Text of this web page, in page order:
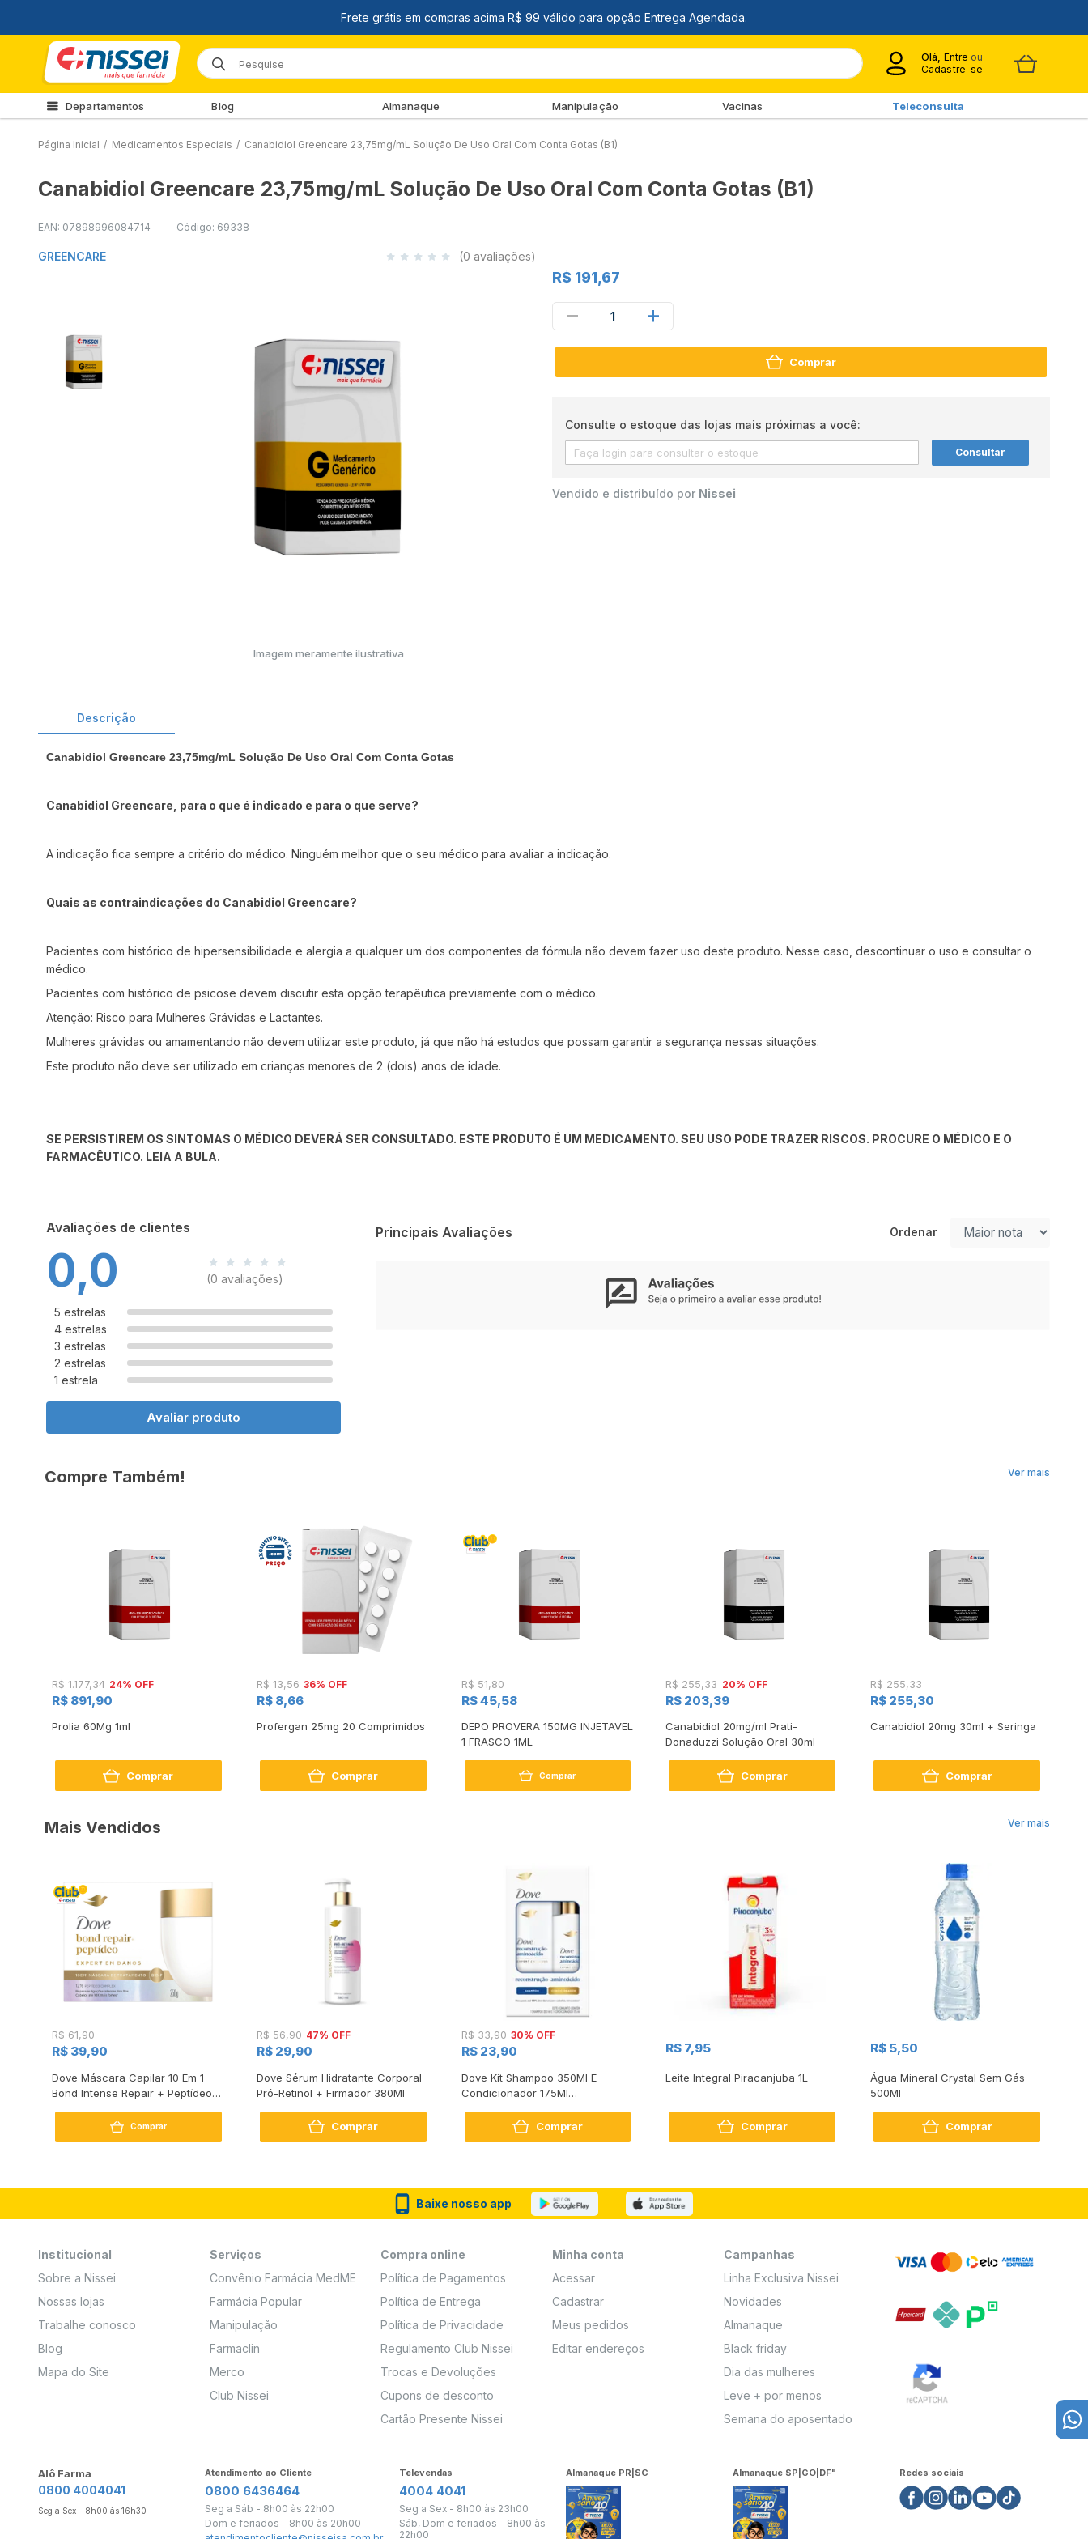
Olá, Entre ou
Cadastre-se
Departamentos Blog Almanaque Manipulação Vacinas Teleconsulta
Página Inicial / Medicamentos Especiais / Canabidiol Greencare 23,75mg/mL Solução De Uso Oral Com Conta Gotas (B1)
Canabidiol Greencare 23,75mg/mL Solução De Uso Oral Com Conta Gotas (B1)
EAN: 07898996084714 Código: 69338
GREENCARE (0 avaliações)
Imagem meramente ilustrativa
R$ 191,67
1
Comprar
Consulte o estoque das lojas mais próximas a você:
Consultar
Vendido e distribuído por Nissei
Descrição
Canabidiol Greencare 23,75mg/mL Solução De Uso Oral Com Conta Gotas
Canabidiol Greencare, para o que é indicado e para o que serve?
A indicação fica sempre a critério do médico. Ninguém melhor que o seu médico para avaliar a indicação.
Quais as contraindicações do Canabidiol Greencare?
Pacientes com histórico de hipersensibilidade e alergia a qualquer um dos componentes da fórmula não devem fazer uso deste produto. Nesse caso, descontinuar o uso e consultar o
médico.
Pacientes com histórico de psicose devem discutir esta opção terapêutica previamente com o médico.
Atenção: Risco para Mulheres Grávidas e Lactantes.
Mulheres grávidas ou amamentando não devem utilizar este produto, já que não há estudos que possam garantir a segurança nessas situações.
Este produto não deve ser utilizado em crianças menores de 2 (dois) anos de idade.
SE PERSISTIREM OS SINTOMAS O MÉDICO DEVERÁ SER CONSULTADO. ESTE PRODUTO É UM MEDICAMENTO. SEU USO PODE TRAZER RISCOS. PROCURE O MÉDICO E O
FARMACÊUTICO. LEIA A BULA.
Avaliações de clientes
0,0 (0 avaliações)
5 estrelas
4 estrelas
3 estrelas
2 estrelas
1 estrela
Avaliar produto
Principais Avaliações Ordenar
Ver mais
Compre Também!
R$ 1.177,34 24% OFF
R$ 891,90
Prolia 60Mg 1ml
Comprar
R$ 13,56 36% OFF
R$ 8,66
Profergan 25mg 20 Comprimidos
Comprar
R$ 51,80
R$ 45,58
DEPO PROVERA 150MG INJETAVEL
1 FRASCO 1ML
Comprar
R$ 255,33 20% OFF
R$ 203,39
Canabidiol 20mg/ml Prati-
Donaduzzi Solução Oral 30ml
Comprar
R$ 255,33
R$ 255,30
Canabidiol 20mg 30ml + Seringa
Comprar
Ver mais
Mais Vendidos
R$ 61,90
R$ 39,90
Dove Máscara Capilar 10 Em 1
Bond Intense Repair + Peptídeo
Comprar
R$ 56,90 47% OFF
R$ 29,90
Dove Sérum Hidratante Corporal
Pró-Retinol + Firmador 380Ml
Comprar
R$ 33,90 30% OFF
R$ 23,90
Dove Kit Shampoo 350Ml E
Condicionador 175Ml
Comprar
R$ 7,95
Leite Integral Piracanjuba 1L
Comprar
R$ 5,50
Água Mineral Crystal Sem Gás
500Ml
Comprar
Baixe nosso app
Institucional
Sobre a Nissei
Nossas lojas
Trabalhe conosco
Blog
Mapa do Site
Serviços
Convênio Farmácia MedME
Farmácia Popular
Manipulação
Farmaclin
Merco
Club Nissei
Compra online
Política de Pagamentos
Política de Entrega
Política de Privacidade
Regulamento Club Nissei
Trocas e Devoluções
Cupons de desconto
Cartão Presente Nissei
Minha conta
Acessar
Cadastrar
Meus pedidos
Editar endereços
Campanhas
Linha Exclusiva Nissei
Novidades
Almanaque
Black friday
Dia das mulheres
Leve + por menos
Semana do aposentado
Alô Farma
0800 4004041
Seg a Sex - 8h00 às 16h30
Atendimento ao Cliente
0800 6436464
Seg a Sáb - 8h00 às 22h00
Dom e feriados - 8h00 às 20h00
Televendas
4004 4041
Seg a Sex - 8h00 às 23h00
Sáb, Dom e feriados - 8h00 às
22h00
Almanaque PR|SC Almanaque SP|GO|DF" Redes sociais